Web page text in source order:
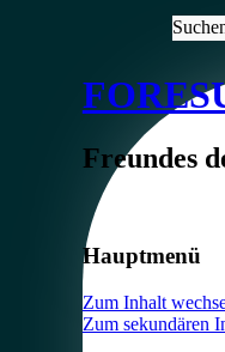
Freundes
Hauptmenü
Zum Inhalt
Zum sekundären